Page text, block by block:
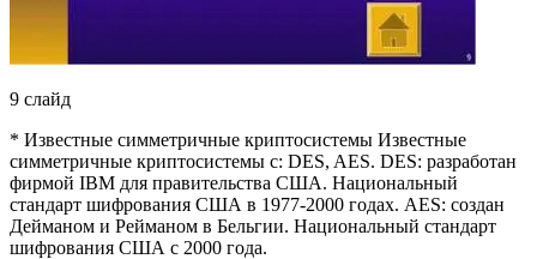
9 слайд
* Известные симметричные криптосистемы Известные
симметричные криптосистемы с: DES, AES. DES: разработан
фирмой IBM для правительства США. Национальный
стандарт шифрования США в 1977-2000 годах. AES: создан
Дейманом и Рейманом в Бельгии. Национальный стандарт
шифрования США с 2000 года.